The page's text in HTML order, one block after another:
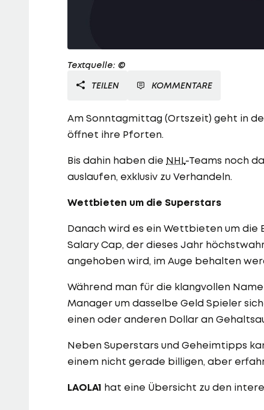
Textquelle: ©
TEILEN
KOMMENTARE
Am Sonntagmittag (Ortszeit) geht in
öffnet ihre Pforten.
Bis dahin haben die NHL-Teams noch
auslaufen, exklusiv zu Verhandeln.
Wettbieten um die Superstars
Danach wird es ein Wettbieten um
Salary Cap, der dieses Jahr
angehoben wird, im Auge behalten
Während man für die klangvollen
Manager um dasselbe Geld Spieler
einen oder anderen Dollar an
Neben Superstars und Geheimtipps
einem nicht gerade billigen, aber
LAOLA1 hat eine Übersicht zu den